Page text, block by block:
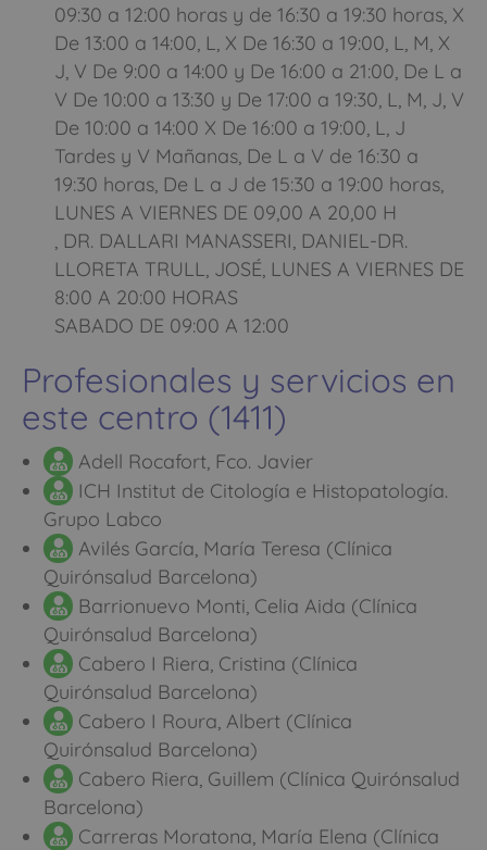
09:30 a 12:00 horas y de 16:30 a 19:30 horas, X
De 13:00 a 14:00, L, X De 16:30 a 19:00, L, M, X
J, V De 9:00 a 14:00 y De 16:00 a 21:00, De L a
V De 10:00 a 13:30 y De 17:00 a 19:30, L, M, J, V
De 10:00 a 14:00 X De 16:00 a 19:00, L, J
Tardes y V Mañanas, De L a V de 16:30 a
19:30 horas, De L a J de 15:30 a 19:00 horas,
LUNES A VIERNES DE 09,00 A 20,00 H
, DR. DALLARI MANASSERI, DANIEL-DR.
LLORETA TRULL, JOSÉ, LUNES A VIERNES DE
8:00 A 20:00 HORAS
SABADO DE 09:00 A 12:00
Profesionales y servicios en
este centro (1411)
Adell Rocafort, Fco. Javier
ICH Institut de Citología e Histopatología.
Grupo Labco
Avilés García, María Teresa (Clínica
Quirónsalud Barcelona)
Barrionuevo Monti, Celia Aida (Clínica
Quirónsalud Barcelona)
Cabero I Riera, Cristina (Clínica
Quirónsalud Barcelona)
Cabero I Roura, Albert (Clínica
Quirónsalud Barcelona)
Cabero Riera, Guillem (Clínica Quirónsalud
Barcelona)
Carreras Moratona, María Elena (Clínica